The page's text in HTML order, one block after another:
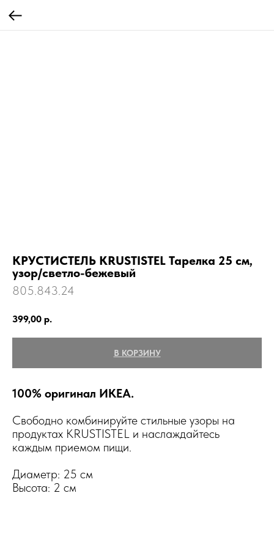
КРУСТИСТЕЛЬ KRUSTISTEL Тарелка 25 см,
узор/светло-бежевый
805.843.24
399,00 р.
В КОРЗИНУ
100% оригинал ИКЕА.
Свободно комбинируйте стильные узоры на
продуктах KRUSTISTEL и наслаждайтесь
каждым приемом пищи.
Диаметр: 25 см
Высота: 2 см